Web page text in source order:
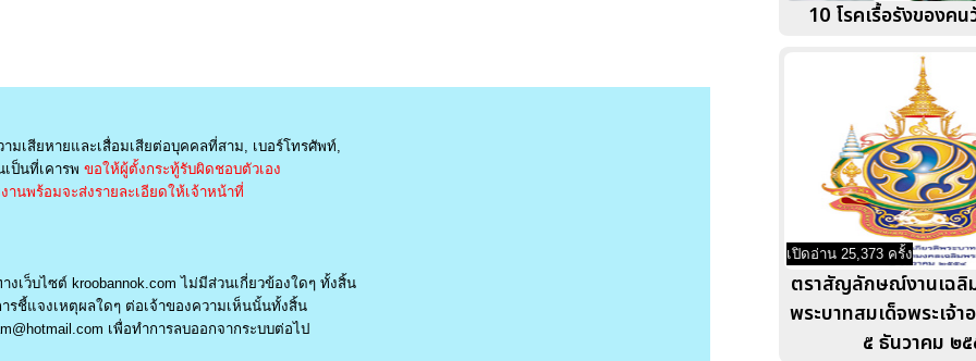
เสียหายและเสื่อมเสียต่อบุคคลที่สาม, เบอร์โทรศัพท์,
ป็นที่เคารพ ขอให้ผู้ตั้งกระทู้รับผิดชอบตัวเอง
นพร้อมจะส่งรายละเอียดให้เจ้าหน้าที่
เว็บไซต์ kroobannok.com ไม่มีส่วนเกี่ยวข้องใดๆ ทั้งสิ้น
ชี้แจงเหตุผลใดๆ ต่อเจ้าของความเห็นนั้นทั้งสิ้น
เพื่อทำการลบออกจากระบบต่อไป
10 โรคเรื้อรังของค
เปิดอ่าน 25,373 ครั้ง
ตราสัญลักษณ์งานเฉลิ
พระบาทสมเด็จพระเจ้
๕ ธันวาคม ๒